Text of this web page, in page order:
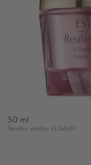
50 ml
Številka izdelka: EL368651